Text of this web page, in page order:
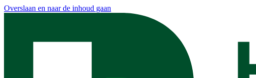
Overslaan en naar de inhoud gaan